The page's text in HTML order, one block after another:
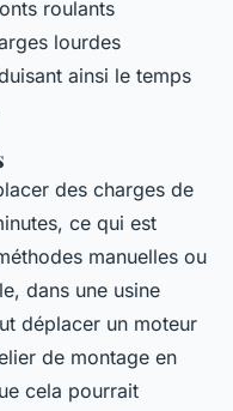
roulants
lourdes
ainsi le temps
des charges de
ce qui est
manuelles ou
dans une usine
déplacer un moteur
de montage en
cela pourrait